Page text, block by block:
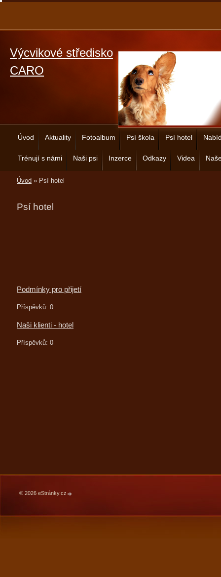
Výcvikové středisko
CARO
Úvod Aktuality Fotoalbum Psí škola Psí hotel
Trénují s námi Naši psi Inzerce Odkazy Videa
Úvod » Psí hotel
Psí hotel
Podmínky pro přijetí
Příspěvků: 0
Naši klienti - hotel
Příspěvků: 0
© 2026 eStránky.cz